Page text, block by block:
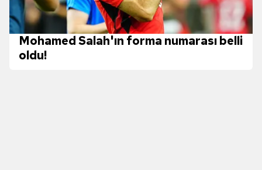
Mohamed Salah'ın forma numarası belli
oldu!